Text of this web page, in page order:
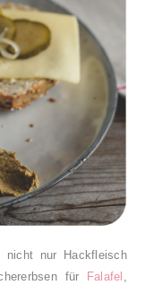
nicht nur Hackfleisch
für
Falafel ,